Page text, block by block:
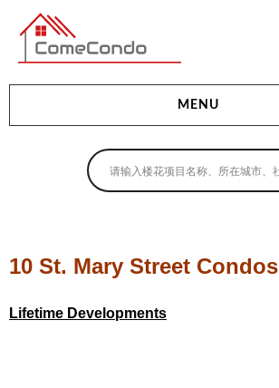
多伦多最新最全的楼花搜索引擎
MENU
地产相关
卖房指南
贷款指南
10 St. Mary Street Condos
Lifetime Developments